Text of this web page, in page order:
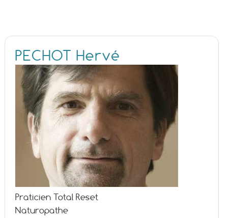
PECHOT Hervé
Praticien Total Reset
Naturopathe